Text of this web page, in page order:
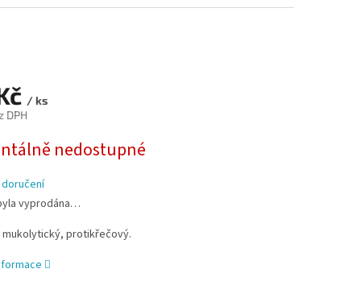
/ ks
DPH
nedostupné
vyprodána…
mukolytický, protikřečový.